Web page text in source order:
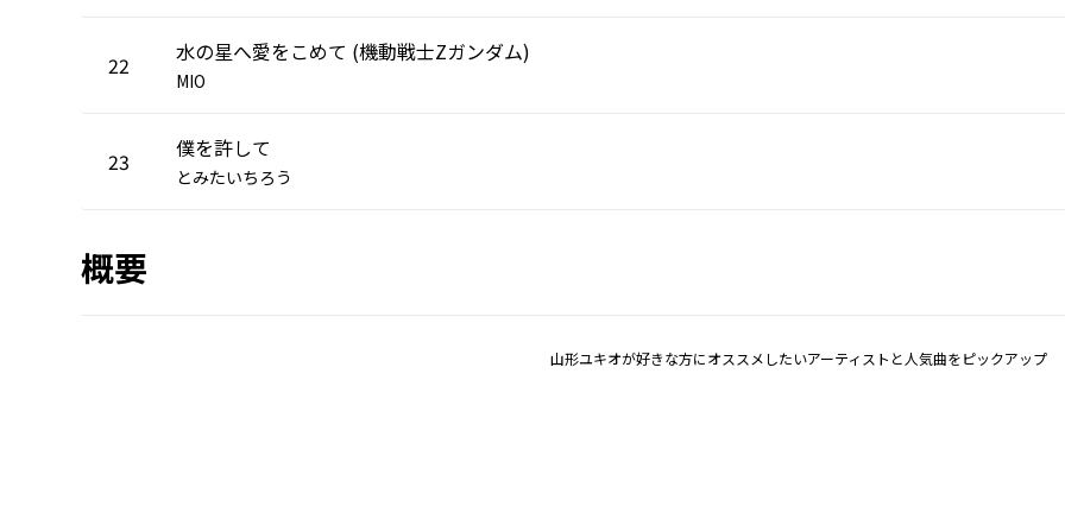
22 水の星へ愛をこめて (機動戦士Zガンダム)
MIO
23 僕を許して
とみたいちろう
概要
山形ユキオが好きな方にオススメしたいアーティストと人気曲をピックアップ